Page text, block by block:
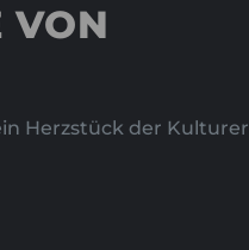
VON
Herzstück der